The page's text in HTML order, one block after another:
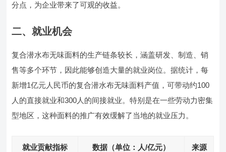
分点，为企业带来了可观的收益。
二、就业机会
复合潜水布无味面料的生产链条较长，涵盖研发、制造、销
售等多个环节，因此能够创造大量的就业岗位。据统计，每
新增1亿元人民币的复合潜水布无味面料产值，可带动约100
人的直接就业和300人的间接就业。特别是在一些劳动力密集
型地区，这种面料的推广有效缓解了当地的就业压力。
就业贡献指标 数据（单位：人/亿元） 来源